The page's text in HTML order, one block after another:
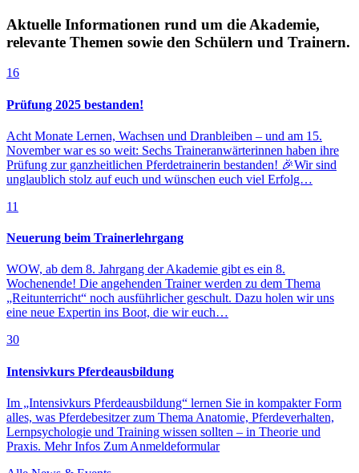
Aktuelle Informationen rund um die Akademie,
relevante Themen sowie den Schülern und Trainern.
16
Prüfung 2025 bestanden!
Acht Monate Lernen, Wachsen und Dranbleiben – und am 15.
November war es so weit: Sechs Traineranwärterinnen haben ihre
Prüfung zur ganzheitlichen Pferdetrainerin bestanden! 🎉Wir sind
unglaublich stolz auf euch und wünschen euch viel Erfolg…
11
Neuerung beim Trainerlehrgang
WOW, ab dem 8. Jahrgang der Akademie gibt es ein 8.
Wochenende! Die angehenden Trainer werden zu dem Thema
„Reitunterricht“ noch ausführlicher geschult. Dazu holen wir uns
eine neue Expertin ins Boot, die wir euch…
30
Intensivkurs Pferdeausbildung
Im „Intensivkurs Pferdeausbildung“ lernen Sie in kompakter Form
alles, was Pferdebesitzer zum Thema Anatomie, Pferdeverhalten,
Lernpsychologie und Training wissen sollten – in Theorie und
Praxis. Mehr Infos Zum Anmeldeformular